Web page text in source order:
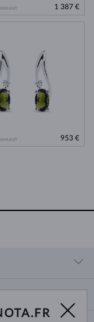
1 387 €
953 €